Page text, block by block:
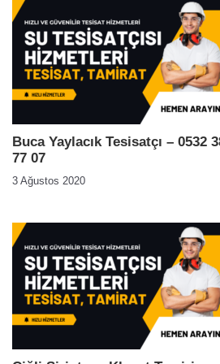
Buca Yaylacık Tesisatçı – 0532
77 07
3 Ağustos 2020